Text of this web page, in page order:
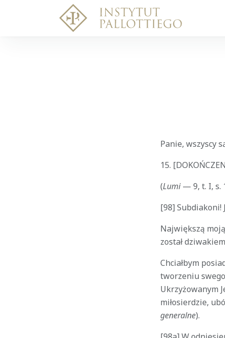
Panie, wszyscy
15.
(Lumi— 9, t. I, s.
[98] Subdiakoni!
Największą
został
Chciałbym
tworzeniu
Ukrzyżowanym
miłosierdzie,
generalne).